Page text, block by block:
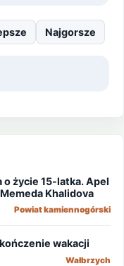
Najgorsze
o życie 15-latka. Apel
Khalidova
Powiat kamiennogórski
wakacji
Wałbrzych